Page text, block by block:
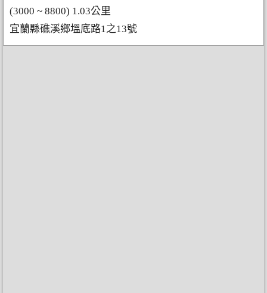
(3000 ~ 8800) 1.03公里
宜蘭縣礁溪鄉塭底路1之13號